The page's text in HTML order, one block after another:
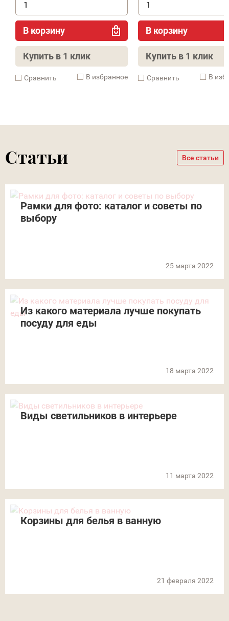
В корзину
Купить в 1 клик
Cравнить В избранное
В корзину
Купить в 1 клик
Cравнить В
Статьи Все статьи
Рамки для фото: каталог и советы по
выбору
25 марта 2022
Из какого материала лучше покупать
посуду для еды
18 марта 2022
Виды светильников в интерьере
11 марта 2022
Корзины для белья в ванную
21 февраля 2022